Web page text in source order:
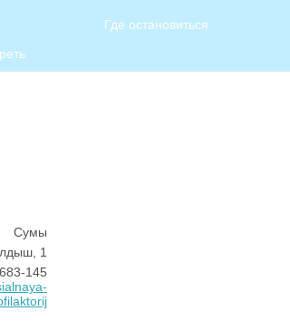
Где остановиться
Сумы
1
145